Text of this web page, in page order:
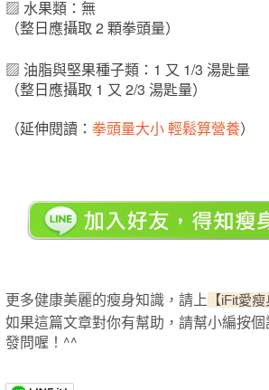
▨ 水果類：無
（整日應攝取 2 顆拳頭量）
▨ 油脂與堅果種子類：1 又 1/3 湯匙量
（整日應攝取 1 又 2/3 湯匙量）
（延伸閱讀： 拳頭量大小 輕鬆算營養）
更多健康美麗的瘦身知識，請上 【iFit愛
如果這篇文章對你有幫助，請幫小編按
發問喔！^^